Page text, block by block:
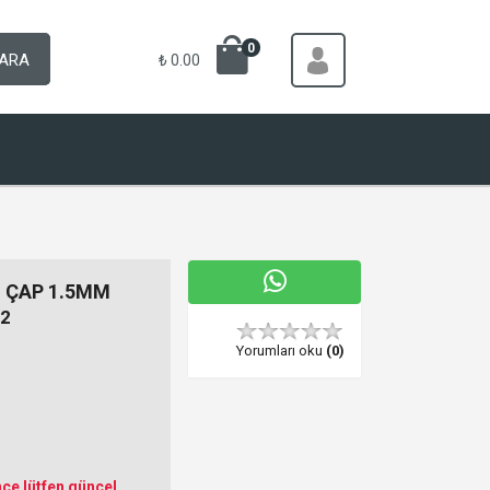
₺ 0.00
0
ÇAP 1.5MM
lütfen güncel
Yorumları oku (0)